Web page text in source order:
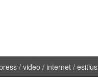
/ video / internet / esitlus